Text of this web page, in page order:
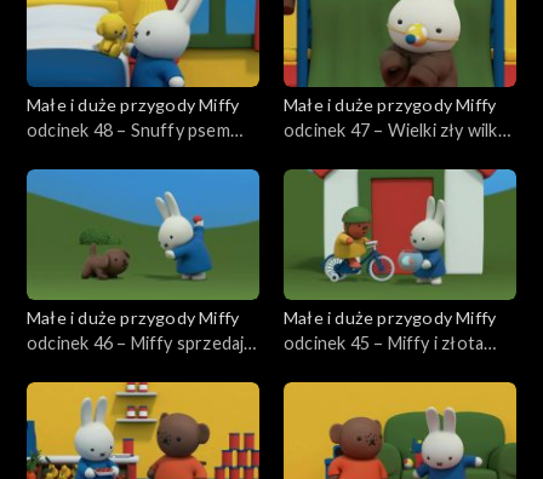
Małe i duże przygody Miffy
odcinek 48 – Snuffy psem
Małe i duże przygody Miffy
odcinek 47 – Wielki zły wilk
Małe i duże przygody Miffy
odcinek 46 – Miffy sprzedaje
Małe i duże przygody Miffy
odcinek 45 – Miffy i złota